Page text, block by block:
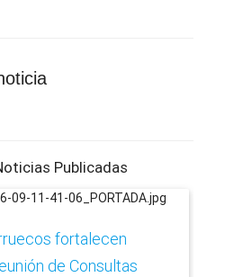
Publicadas
fortalecen
de Consultas